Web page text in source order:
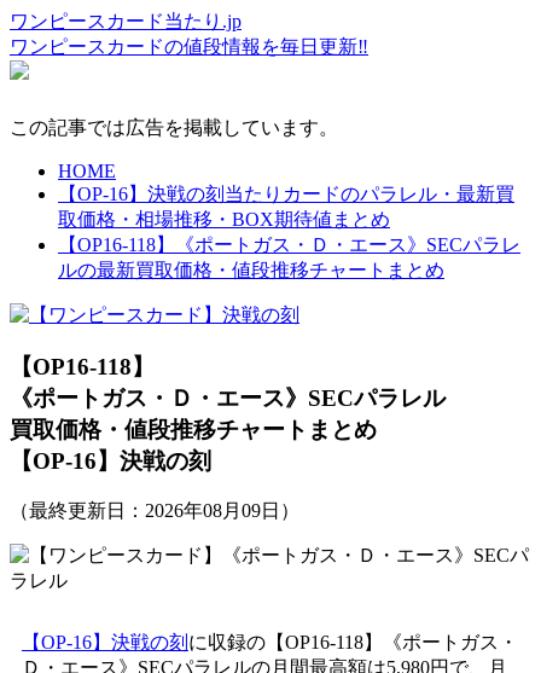
ワンピースカード当たり.jp
ワンピースカードの値段情報を毎日更新‼
この記事では広告を掲載しています。
HOME
【OP-16】決戦の刻当たりカードのパラレル・最新買
取価格・相場推移・BOX期待値まとめ
【OP16-118】《ポートガス・Ｄ・エース》SECパラレ
ルの最新買取価格・値段推移チャートまとめ
【OP16-118】
《ポートガス・Ｄ・エース》SECパラレル
買取価格・値段推移チャートまとめ
【OP-16】決戦の刻
（最終更新日： 2026年08月09日 ）
【OP-16】決戦の刻 に収録の【OP16-118】《ポートガス・
Ｄ・エース》SECパラレルの月間最高額は5,980円で、月